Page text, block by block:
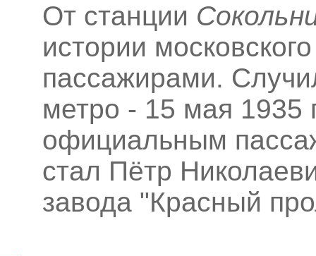
От станции
истории
пассажирами.
метро - 15 мая 1935
официальным
стал Пётр
завода "Красный